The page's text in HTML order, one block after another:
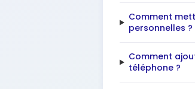
Comment
personnelles ?
Comment
téléphone ?